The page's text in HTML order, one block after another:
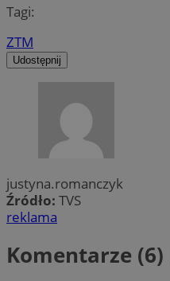
Tagi:
ZTM
Udostępnij
justyna.romanczyk
Źródło: TVS
reklama
Komentarze (6)